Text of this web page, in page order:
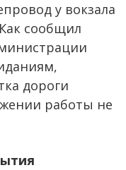
у вокзала
сообщил
дороги
работы не